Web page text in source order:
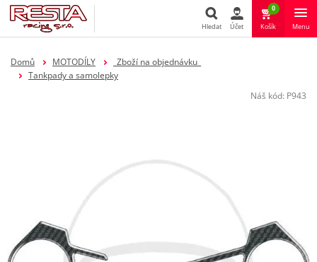
Hledat Účet
0
Košík Menu
Domů MOTODÍLY
_Zboží na objednávku_
Tankpady a samolepky
Náš kód: P943